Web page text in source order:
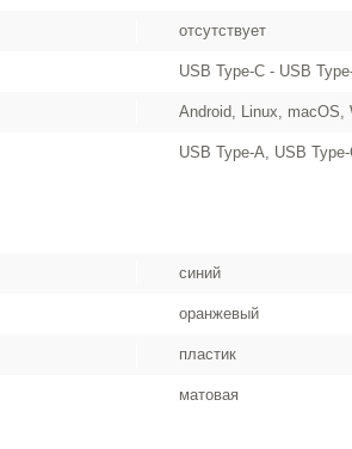
отсутствует
USB Type-C - USB
Android, Linux, macOS,
USB Type-A, USB Type-
синий
оранжевый
пластик
матовая